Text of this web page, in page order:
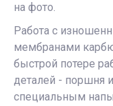
на фото.
Работа с
мембранами
быстрой потере
деталей - поршня
специальным